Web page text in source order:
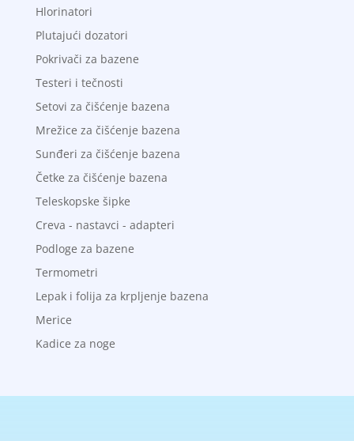
Hlorinatori
Plutajući dozatori
Pokrivači za bazene
Testeri i tečnosti
Setovi za čišćenje bazena
Mrežice za čišćenje bazena
Sunđeri za čišćenje bazena
Četke za čišćenje bazena
Teleskopske šipke
Creva - nastavci - adapteri
Podloge za bazene
Termometri
Lepak i folija za krpljenje bazena
Merice
Kadice za noge